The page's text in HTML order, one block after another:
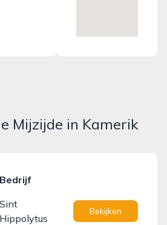
Mijzijde in Kamerik
Bedrijf
Sint
Hippolytus
Bekijken